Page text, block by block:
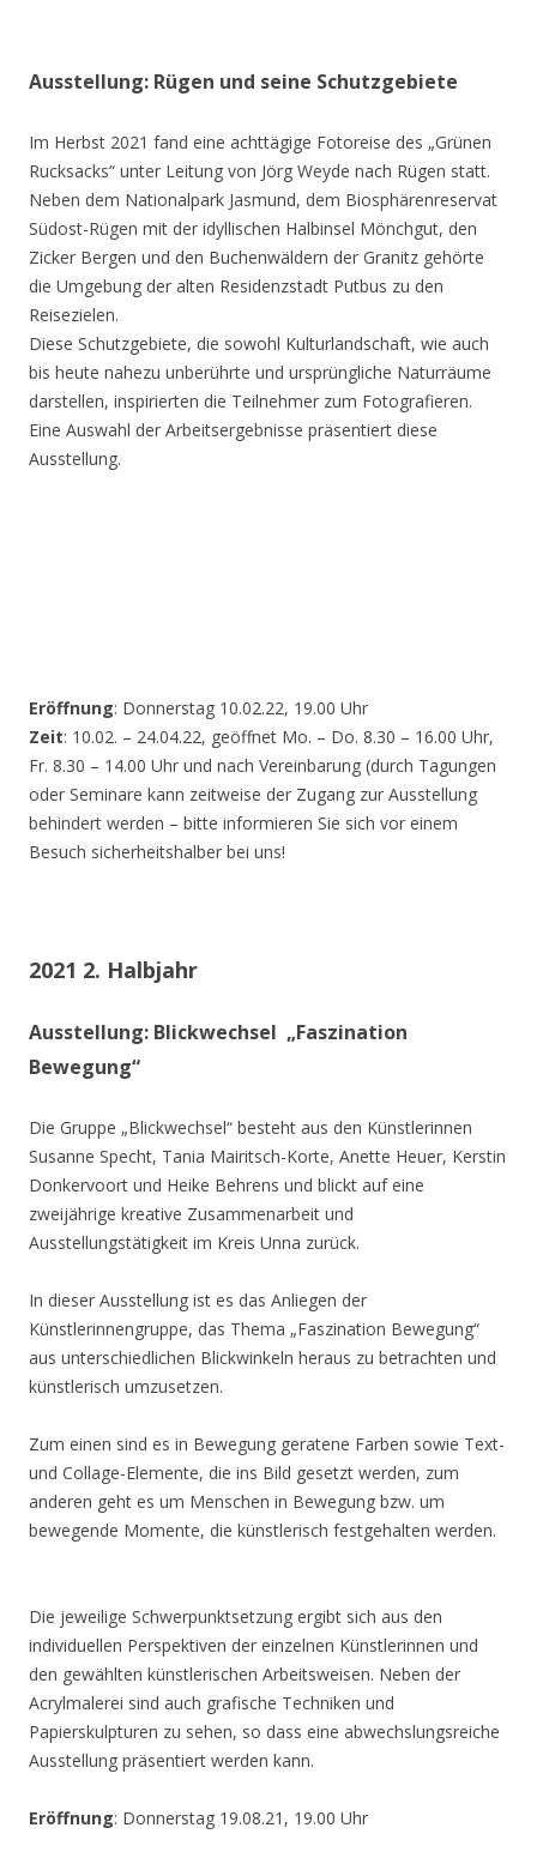
Ausstellung: Rügen und seine Schutzgebiete
Im Herbst 2021 fand eine achttägige Fotoreise des „Grünen
Rucksacks“ unter Leitung von Jörg Weyde nach Rügen statt.
Neben dem Nationalpark Jasmund, dem Biosphärenreservat
Südost-Rügen mit der idyllischen Halbinsel Mönchgut, den
Zicker Bergen und den Buchenwäldern der Granitz gehörte
die Umgebung der alten Residenzstadt Putbus zu den
Reisezielen.
Diese Schutzgebiete, die sowohl Kulturlandschaft, wie auch
bis heute nahezu unberührte und ursprüngliche Naturräume
darstellen, inspirierten die Teilnehmer zum Fotografieren.
Eine Auswahl der Arbeitsergebnisse präsentiert diese
Ausstellung.
Eröffnung: Donnerstag 10.02.22, 19.00 Uhr
Zeit: 10.02. – 24.04.22, geöffnet Mo. – Do. 8.30 – 16.00 Uhr,
Fr. 8.30 – 14.00 Uhr und nach Vereinbarung (durch Tagungen
oder Seminare kann zeitweise der Zugang zur Ausstellung
behindert werden – bitte informieren Sie sich vor einem
Besuch sicherheitshalber bei uns!
2021 2. Halbjahr
Ausstellung: Blickwechsel „Faszination
Bewegung“
Die Gruppe „Blickwechsel“ besteht aus den Künstlerinnen
Susanne Specht, Tania Mairitsch-Korte, Anette Heuer, Kerstin
Donkervoort und Heike Behrens und blickt auf eine
zweijährige kreative Zusammenarbeit und
Ausstellungstätigkeit im Kreis Unna zurück.
In dieser Ausstellung ist es das Anliegen der
Künstlerinnengruppe, das Thema „Faszination Bewegung“
aus unterschiedlichen Blickwinkeln heraus zu betrachten und
künstlerisch umzusetzen.
Zum einen sind es in Bewegung geratene Farben sowie Text-
und Collage-Elemente, die ins Bild gesetzt werden, zum
anderen geht es um Menschen in Bewegung bzw. um
bewegende Momente, die künstlerisch festgehalten werden.
Die jeweilige Schwerpunktsetzung ergibt sich aus den
individuellen Perspektiven der einzelnen Künstlerinnen und
den gewählten künstlerischen Arbeitsweisen. Neben der
Acrylmalerei sind auch grafische Techniken und
Papierskulpturen zu sehen, so dass eine abwechslungsreiche
Ausstellung präsentiert werden kann.
Eröffnung: Donnerstag 19.08.21, 19.00 Uhr